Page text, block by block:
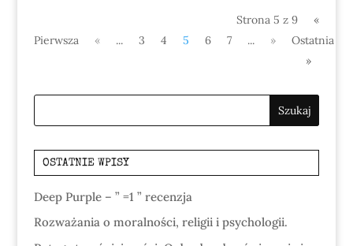
Strona 5 z 9
«
Pierwsza
« ... 3 4 5 6 7 ... »
Ostatnia
»
OSTATNIE WPISY
Deep Purple – ” =1 ” recenzja
Rozważania o moralności, religii i psychologii.